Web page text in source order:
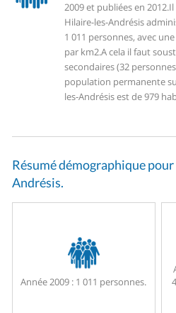
2009 et publiées en 2012.
Hilaire-les-Andrésis
1 011 personnes, avec
par km2.A cela il faut
secondaires (32
population permanente
les-Andrésis est de 979
Résumé démographique
Andrésis.
Année 2009 : 1 011 personnes.